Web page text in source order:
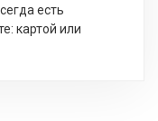
есть
картой или